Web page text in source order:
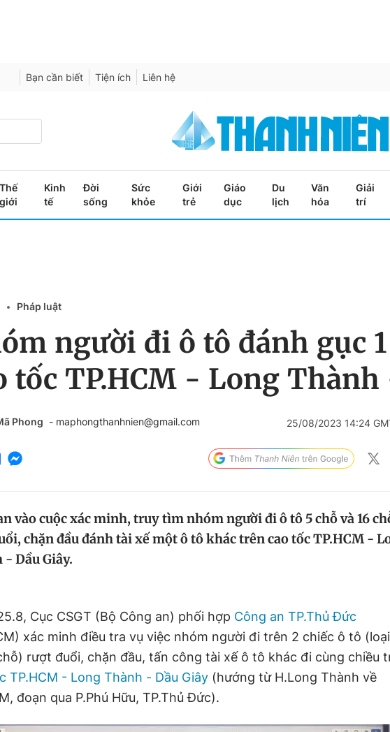
Bạn cần biết Tiện ích Liên hệ
Thế
giới
Kinh
tế
Đời
sống
Sức
khỏe
Giới
trẻ
Giáo
dục
Du
lịch
Văn
hóa
Giải
trí
Pháp luật
người đi ô tô đánh gục
tốc TP.HCM - Long Thành
Phong - maphongthanhnien@gmail.com 25/08/2023 14:24
vào cuộc xác minh, truy tìm nhóm người đi ô tô 5 chỗ và 16
chặn đầu đánh tài xế một ô tô khác trên cao tốc TP.HCM -
- Dầu Giây.
Cục CSGT (Bộ Công an) phối hợp Công an TP.Thủ Đức
xác minh điều tra vụ việc nhóm người đi trên 2 chiếc ô tô
rượt đuổi, chặn đầu, tấn công tài xế ô tô khác đi cùng chiều
TP.HCM - Long Thành - Dầu Giây (hướng từ H.Long Thành về
đoạn qua P.Phú Hữu, TP.Thủ Đức).